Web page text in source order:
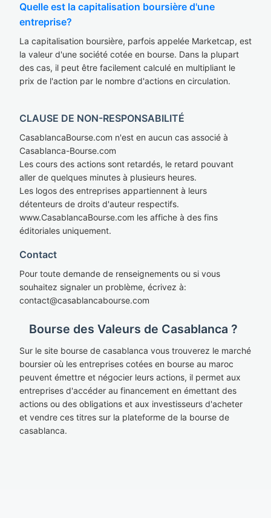
Quelle est la capitalisation boursière d'une
entreprise?
La capitalisation boursière, parfois appelée Marketcap, est
la valeur d'une société cotée en bourse. Dans la plupart
des cas, il peut être facilement calculé en multipliant le
prix de l'action par le nombre d'actions en circulation.
CLAUSE DE NON-RESPONSABILITÉ
CasablancaBourse.com n'est en aucun cas associé à
Casablanca-Bourse.com
Les cours des actions sont retardés, le retard pouvant
aller de quelques minutes à plusieurs heures.
Les logos des entreprises appartiennent à leurs
détenteurs de droits d'auteur respectifs.
www.CasablancaBourse.com les affiche à des fins
éditoriales uniquement.
Contact
Pour toute demande de renseignements ou si vous
souhaitez signaler un problème, écrivez à:
contact@casablancabourse.com
Bourse des Valeurs de Casablanca ?
Sur le site bourse de casablanca vous trouverez le marché
boursier où les entreprises cotées en bourse au maroc
peuvent émettre et négocier leurs actions, il permet aux
entreprises d'accéder au financement en émettant des
actions ou des obligations et aux investisseurs d'acheter
et vendre ces titres sur la plateforme de la bourse de
casablanca.